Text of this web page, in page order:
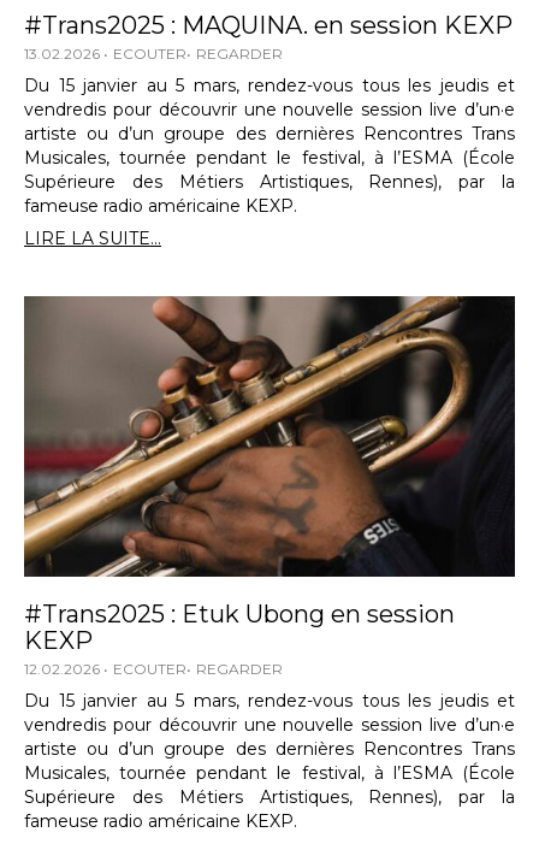
#Trans2025 : MAQUINA. en session KEXP
13.02.2026 ECOUTER REGARDER
Du 15 janvier au 5 mars, rendez-vous tous les jeudis et
vendredis pour découvrir une nouvelle session live d’un·e
artiste ou d’un groupe des dernières Rencontres Trans
Musicales, tournée pendant le festival, à l’ESMA (École
Supérieure des Métiers Artistiques, Rennes), par la
fameuse radio américaine KEXP.
LIRE LA SUITE...
#Trans2025 : Etuk Ubong en session
KEXP
12.02.2026 ECOUTER REGARDER
Du 15 janvier au 5 mars, rendez-vous tous les jeudis et
vendredis pour découvrir une nouvelle session live d’un·e
artiste ou d’un groupe des dernières Rencontres Trans
Musicales, tournée pendant le festival, à l’ESMA (École
Supérieure des Métiers Artistiques, Rennes), par la
fameuse radio américaine KEXP.